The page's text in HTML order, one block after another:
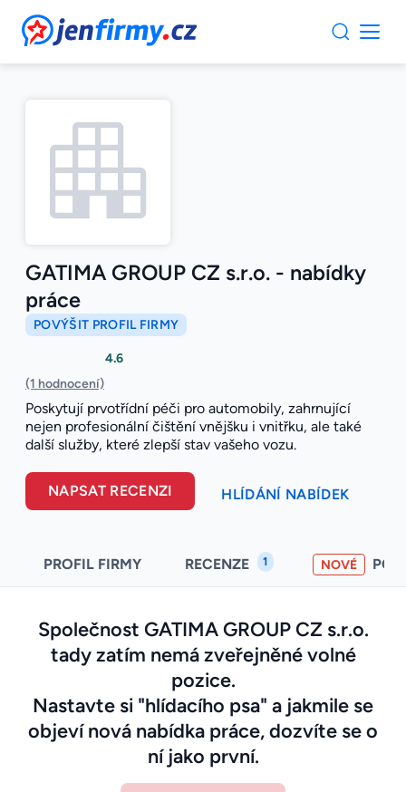
JenFirmy.cz
GATIMA GROUP CZ s.r.o. - nabídky
práce
POVÝŠIT PROFIL FIRMY
4.6
(1 hodnocení)
Poskytují prvotřídní péči pro automobily, zahrnující
nejen profesionální čištění vnějšku i vnitřku, ale také
další služby, které zlepší stav vašeho vozu.
NAPSAT RECENZI HLÍDÁNÍ NABÍDEK
PROFIL FIRMY RECENZE 1 NOVÉ
Společnost GATIMA GROUP CZ s.r.o.
tady zatím nemá zveřejněné volné
pozice.
Nastavte si "hlídacího psa" a jakmile se
objeví nová nabídka práce, dozvíte se o
ní jako první.